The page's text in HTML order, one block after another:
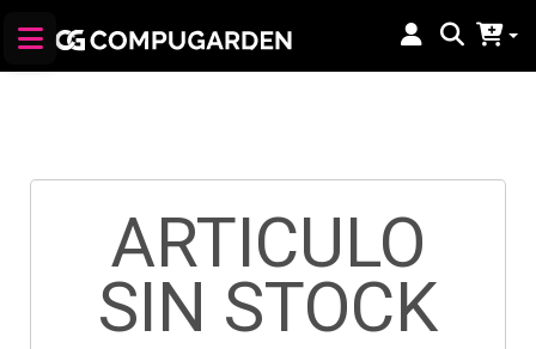
ARTICULO
SIN STOCK